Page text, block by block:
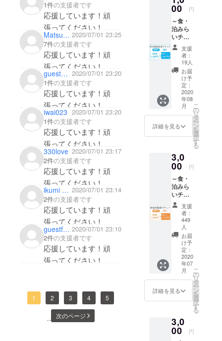
1件の支援者です
応援しています！頑
張ってください！
Matsunori Mino 2020/07/01 23:25
7件の支援者です
応援しています！頑
張ってください！
guestbb9e757bbac4 2020/07/01 23:20
1件の支援者です
応援しています！頑
張ってください！
iwai023 2020/07/01 23:20
1件の支援者です
応援しています！頑
張ってください！
330love 2020/07/01 23:17
2件の支援者です
応援しています！頑
張ってください！
少しでも支援になれば
と願います。
ikumi aoki 2020/07/01 23:14
2件の支援者です
応援しています！頑
張ってください！
guestf11ae0fbeae4 2020/07/01 23:10
2件の支援者です
応援しています！頑
張ってください！
1 2 3 4 5
... 次のページ
る店舗
名と店
舗番号
を必ず
ご記入
くださ
い。 空
欄の場
合は、
全額運
営資金
として
受け取
らせて
いただ
く場合
意くだ
さい。
（換金
不可、
おつり
はでま
せん）
利用可
能店舗
は下記
ＵＲＬ
からご
確認く
ださ
い。
https://i
kanko.j
p/ [利用
期間] 応
届いた
日～令
00 円
～食・
泊みら
いチ
ケット
～【宿
泊施
設】 参
加店舗
の飲食
店で利
用でき
る1,500
円チ
ケット
をお送
り致し
備考欄
に応援
する店
舗名と
店舗番
号を必
ずご記
入くだ
さい。
空欄の
場合
は、全
額運営
資金と
して受
け取ら
せてい
ただく
ご注意
くださ
い。
支援
者：
19人
お届
け予
定：
2020
年08
月
詳細を見る
こ
の
リ
タ
ー
ン
を
選
択
す
る
3,0
00 円
～食・
泊みら
いチ
ケット
～【飲
食店】
参加店
舗の飲
食店で
利用で
きる
1,250円
チケッ
ト3枚
分、
しま
す。 備
考欄に
支援
者：
449
人
お届
け予
定：
2020
年07
月
詳細を見る
こ
の
リ
タ
ー
ン
を
選
択
す
る
3,0
00 円